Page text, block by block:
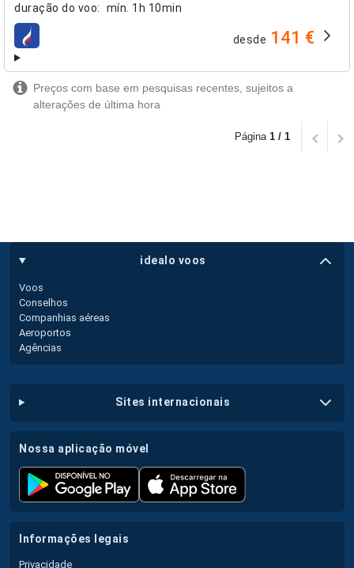
duração do voo: mín. 1h 10min
companhias aéreas desde 141 €
Preços com base em pesquisas recentes, sujeitos a
alterações de última hora
Página 1 / 1
idealo voos
Voos
Conselhos
Companhias aéreas
Aeroportos
Agências
sites internacionais
nossa aplicação móvel
informações legais
Privacidade